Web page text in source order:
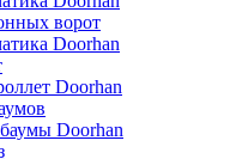
ворот
Doorhan
Doorhan
Doorhan